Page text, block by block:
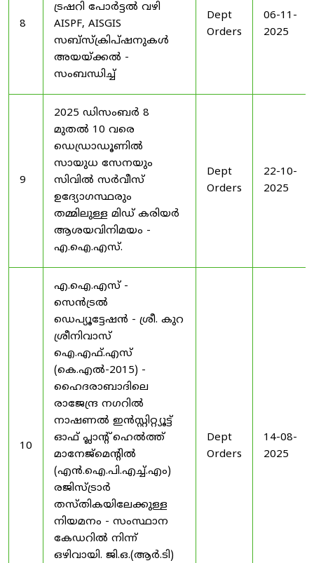
8
ട്രഷറി പോർട്ടൽ വഴി
AISPF, AISGIS
സബ്‌സ്‌ക്രിപ്‌ഷനുകൾ
അയയ്ക്കൽ -
സംബന്ധിച്ച്
Dept
Orders
06-11-
2025
9
2025 ഡിസംബർ 8
മുതൽ 10 വരെ
ഡെഡ്രാഡൂണിൽ
സായുധ സേനയും
സിവിൽ സർവീസ്
ഉദ്യോഗസ്ഥരും
തമ്മിലുള്ള മിഡ് കരിയർ
ആശയവിനിമയം -
എ.ഐ.എസ്.
Dept
Orders
22-10-
2025
10
എ.ഐ.എസ് -
സെൻട്രൽ
ഡെപ്യൂട്ടേഷൻ - ശ്രീ. കുറ
ശ്രീനിവാസ്
ഐ.എഫ്.എസ്
(കെ.എൽ-2015) -
ഹൈദരാബാദിലെ
രാജേന്ദ്ര നഗറിൽ
നാഷണൽ ഇൻസ്റ്റിറ്റ്യൂട്ട്
ഓഫ് പ്ലാന്റ് ഹെൽത്ത്
മാനേജ്‌മെന്റിൽ
(എൻ.ഐ.പി.എച്ച്.എം)
രജിസ്ട്രാർ
തസ്തികയിലേക്കുള്ള
നിയമനം - സംസ്ഥാന
കേഡറിൽ നിന്ന്
ഒഴിവായി. ജി.ഒ.(ആർ.ടി)
Dept
Orders
14-08-
2025